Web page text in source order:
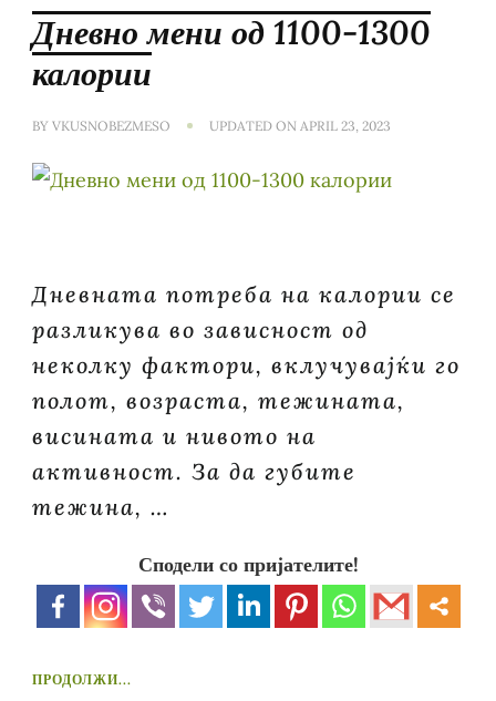
Дневно мени од 1100-1300
калории
BY VKUSNOBEZMESO UPDATED ON APRIL 23, 2023
Дневната потреба на калории се
разликува во зависност од
неколку фактори, вклучувајќи го
полот, возраста, тежината,
висината и нивото на
активност. За да губите
тежина, …
Сподели со пријателите!
ПРОДОЛЖИ...